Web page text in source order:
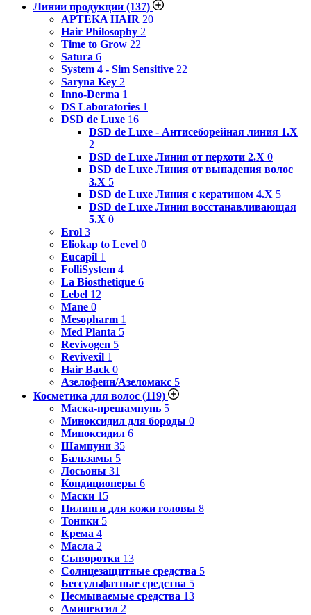
Линии продукции (137)
APTEKA HAIR 20
Hair Philosophy 2
Time to Grow 22
Satura 6
System 4 - Sim Sensitive 22
Saryna Key 2
Inno-Derma 1
DS Laboratories 1
DSD de Luxe 16
DSD de Luxe - Антисеборейная линия 1.X
2
DSD de Luxe Линия от перхоти 2.Х 0
DSD de Luxe Линия от выпадения волос
3.Х 5
DSD de Luxe Линия с кератином 4.Х 5
DSD de Luxe Линия восстанавливающая
5.Х 0
Erol 3
Eliokap to Level 0
Eucapil 1
FolliSystem 4
La Biosthetique 6
Lebel 12
Mane 0
Mesopharm 1
Med Planta 5
Revivogen 5
Revivexil 1
Hair Back 0
Азелофеин/Aзеломакс 5
Косметика для волос (119)
Маска-прешампунь 5
Миноксидил для бороды 0
Миноксидил 6
Шампуни 35
Бальзамы 5
Лосьоны 31
Кондиционеры 6
Маски 15
Пилинги для кожи головы 8
Тоники 5
Крема 4
Масла 2
Сыворотки 13
Солнцезащитные средства 5
Бессульфатные средства 5
Несмываемые средства 13
Аминексил 2